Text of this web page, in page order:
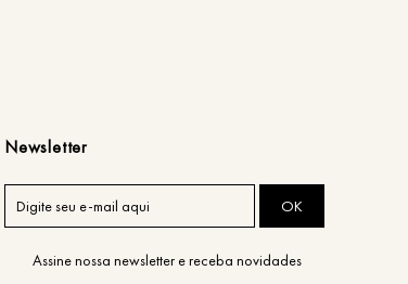
Newsletter
OK
Assine nossa newsletter e receba novidades